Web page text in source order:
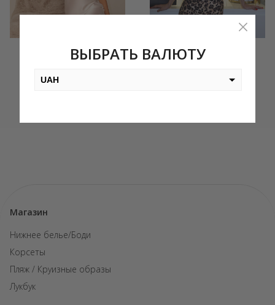
MEGAN MEOOOW
Магазин
Нижнее белье/Боди
Корсеты
Пляж / Круизные образы
Лукбук
ВЫБРАТЬ ВАЛЮТУ
UAH
EUR
GEL